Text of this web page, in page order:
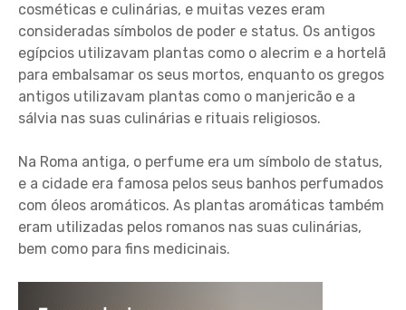
cosméticas e culinárias, e muitas vezes eram
consideradas símbolos de poder e status. Os antigos
egípcios utilizavam plantas como o alecrim e a hortelã
para embalsamar os seus mortos, enquanto os gregos
antigos utilizavam plantas como o manjericão e a
sálvia nas suas culinárias e rituais religiosos.
Na Roma antiga, o perfume era um símbolo de status,
e a cidade era famosa pelos seus banhos perfumados
com óleos aromáticos. As plantas aromáticas também
eram utilizadas pelos romanos nas suas culinárias,
bem como para fins medicinais.